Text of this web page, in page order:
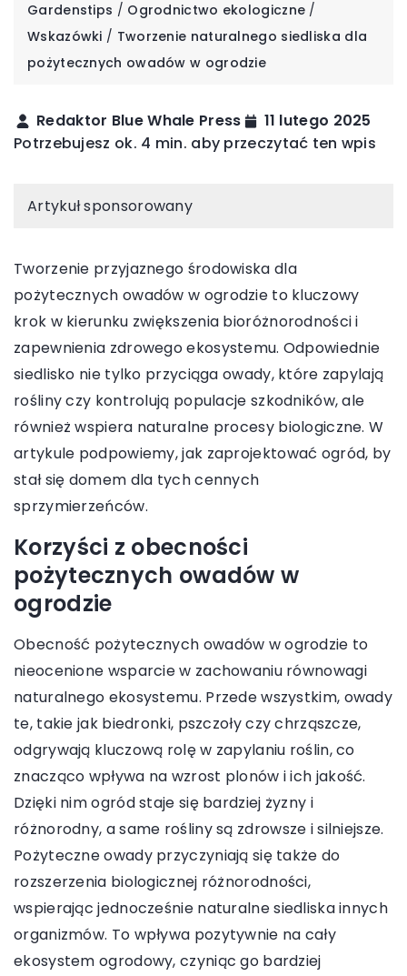
Gardenstips / Ogrodnictwo ekologiczne /
Wskazówki / Tworzenie naturalnego siedliska dla
pożytecznych owadów w ogrodzie
Redaktor Blue Whale Press
11 lutego 2025
Potrzebujesz ok. 4 min. aby przeczytać ten wpis
Artykuł sponsorowany
Tworzenie przyjaznego środowiska dla
pożytecznych owadów w ogrodzie to kluczowy
krok w kierunku zwiększenia bioróżnorodności i
zapewnienia zdrowego ekosystemu. Odpowiednie
siedlisko nie tylko przyciąga owady, które zapylają
rośliny czy kontrolują populacje szkodników, ale
również wspiera naturalne procesy biologiczne. W
artykule podpowiemy, jak zaprojektować ogród, by
stał się domem dla tych cennych
sprzymierzeńców.
Korzyści z obecności
pożytecznych owadów w
ogrodzie
Obecność pożytecznych owadów w ogrodzie to
nieocenione wsparcie w zachowaniu równowagi
naturalnego ekosystemu. Przede wszystkim, owady
te, takie jak biedronki, pszczoły czy chrząszcze,
odgrywają kluczową rolę w zapylaniu roślin, co
znacząco wpływa na wzrost plonów i ich jakość.
Dzięki nim ogród staje się bardziej żyzny i
różnorodny, a same rośliny są zdrowsze i silniejsze.
Pożyteczne owady przyczyniają się także do
rozszerzenia biologicznej różnorodności,
wspierając jednocześnie naturalne siedliska innych
organizmów. To wpływa pozytywnie na cały
ekosystem ogrodowy, czyniąc go bardziej